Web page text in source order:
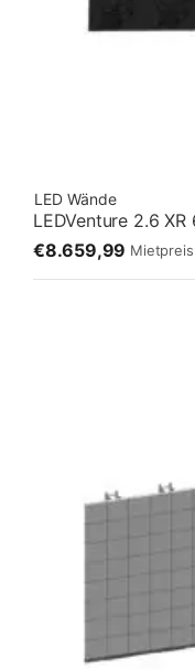
LED Wände
€8.659,99 Mietpreis